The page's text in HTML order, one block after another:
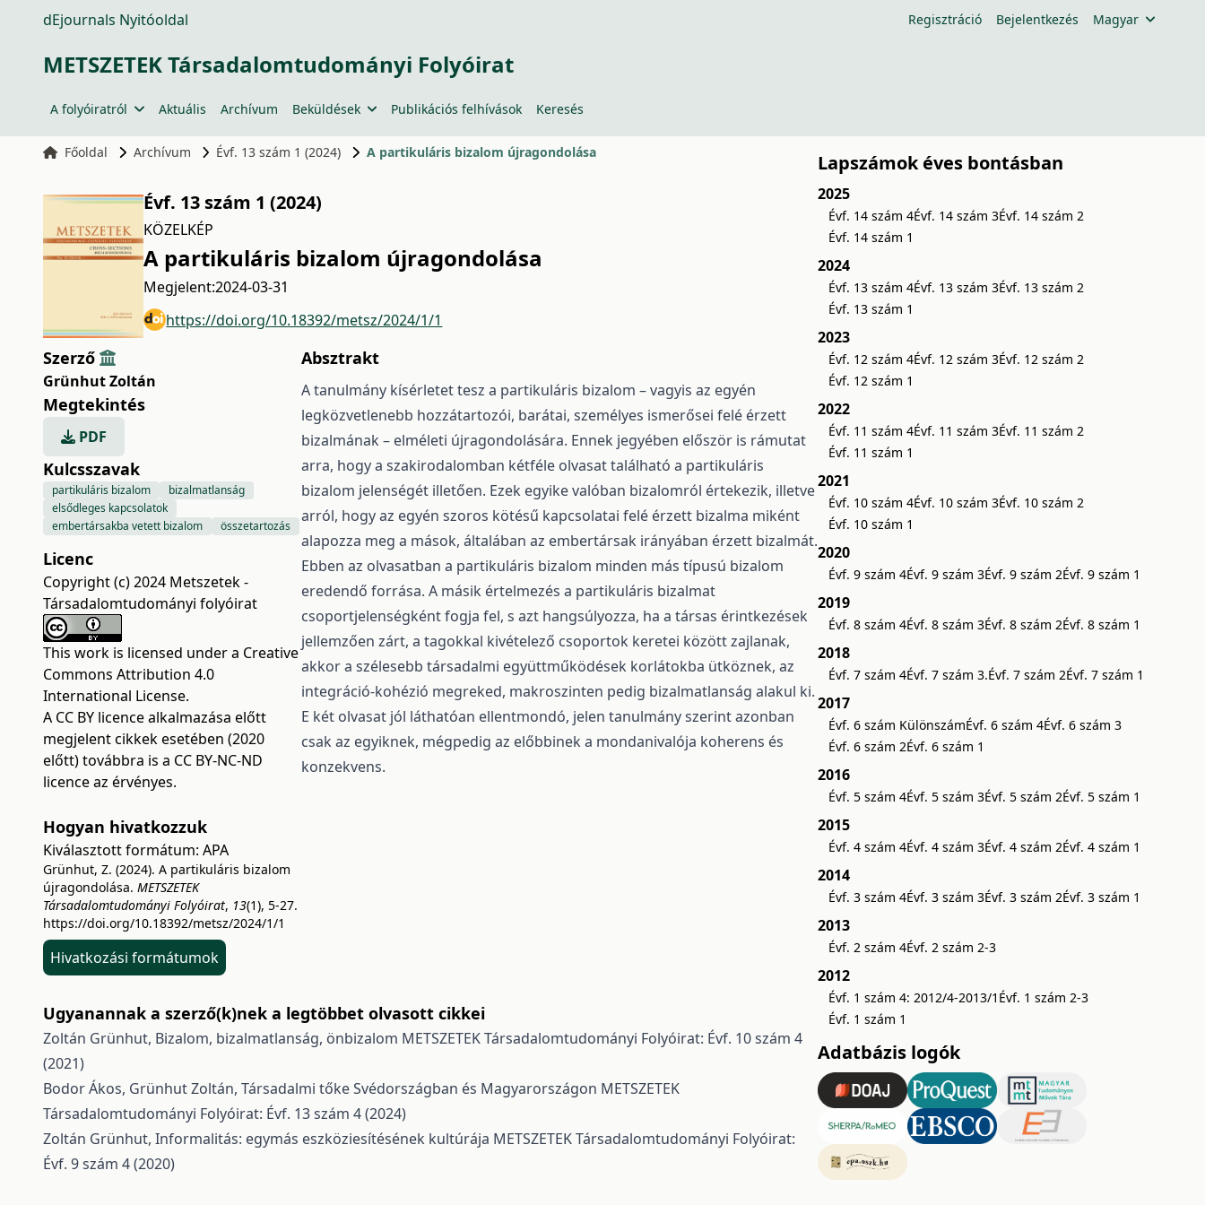
dEjournals Nyitóoldal Regisztráció Bejelentkezés Magyar
METSZETEK Társadalomtudományi Folyóirat
A folyóiratról Aktuális Archívum Beküldések Publikációs felhívások Keresés
Főoldal Archívum Évf. 13 szám 1 (2024) A partikuláris bizalom újragondolása
Évf. 13 szám 1 (2024)
KÖZELKÉP
A partikuláris bizalom újragondolása
Megjelent:2024-03-31
https://doi.org/10.18392/metsz/2024/1/1
Szerző
Grünhut Zoltán
Megtekintés
PDF
Kulcsszavak
partikuláris bizalom
bizalmatlanság
elsődleges kapcsolatok
embertársakba vetett bizalom
összetartozás
Licenc
Copyright (c) 2024 Metszetek -
Társadalomtudományi folyóirat
This work is licensed under a Creative
Commons Attribution 4.0
International License.
A CC BY licence alkalmazása előtt
megjelent cikkek esetében (2020
előtt) továbbra is a CC BY-NC-ND
licence az érvényes.
Hogyan hivatkozzuk
Kiválasztott formátum: APA
Grünhut, Z. (2024). A partikuláris bizalom
újragondolása. METSZETEK
Társadalomtudományi Folyóirat, 13(1), 5-27.
https://doi.org/10.18392/metsz/2024/1/1
Hivatkozási formátumok
Absztrakt
A tanulmány kísérletet tesz a partikuláris bizalom – vagyis az egyén
legközvetlenebb hozzátartozói, barátai, személyes ismerősei felé érzett
bizalmának – elméleti újragondolására. Ennek jegyében először is rámutat
arra, hogy a szakirodalomban kétféle olvasat található a partikuláris
bizalom jelenségét illetően. Ezek egyike valóban bizalomról értekezik, illetve
arról, hogy az egyén szoros kötésű kapcsolatai felé érzett bizalma miként
alapozza meg a mások, általában az embertársak irányában érzett bizalmát.
Ebben az olvasatban a partikuláris bizalom minden más típusú bizalom
eredendő forrása. A másik értelmezés a partikuláris bizalmat
csoportjelenségként fogja fel, s azt hangsúlyozza, ha a társas érintkezések
jellemzően zárt, a tagokkal kivételező csoportok keretei között zajlanak,
akkor a szélesebb társadalmi együttműködések korlátokba ütköznek, az
integráció-kohézió megreked, makroszinten pedig bizalmatlanság alakul ki.
E két olvasat jól láthatóan ellentmondó, jelen tanulmány szerint azonban
csak az egyiknek, mégpedig az előbbinek a mondanivalója koherens és
konzekvens.
Ugyanannak a szerző(k)nek a legtöbbet olvasott cikkei
Zoltán Grünhut, Bizalom, bizalmatlanság, önbizalom METSZETEK Társadalomtudományi Folyóirat: Évf. 10 szám 4
(2021)
Bodor Ákos, Grünhut Zoltán, Társadalmi tőke Svédországban és Magyarországon METSZETEK
Társadalomtudományi Folyóirat: Évf. 13 szám 4 (2024)
Zoltán Grünhut, Informalitás: egymás eszköziesítésének kultúrája METSZETEK Társadalomtudományi Folyóirat:
Évf. 9 szám 4 (2020)
Lapszámok éves bontásban
2025
Évf. 14 szám 4Évf. 14 szám 3Évf. 14 szám 2
Évf. 14 szám 1
2024
Évf. 13 szám 4Évf. 13 szám 3Évf. 13 szám 2
Évf. 13 szám 1
2023
Évf. 12 szám 4Évf. 12 szám 3Évf. 12 szám 2
Évf. 12 szám 1
2022
Évf. 11 szám 4Évf. 11 szám 3Évf. 11 szám 2
Évf. 11 szám 1
2021
Évf. 10 szám 4Évf. 10 szám 3Évf. 10 szám 2
Évf. 10 szám 1
2020
Évf. 9 szám 4Évf. 9 szám 3Évf. 9 szám 2Évf. 9 szám 1
2019
Évf. 8 szám 4Évf. 8 szám 3Évf. 8 szám 2Évf. 8 szám 1
2018
Évf. 7 szám 4Évf. 7 szám 3.Évf. 7 szám 2Évf. 7 szám 1
2017
Évf. 6 szám KülönszámÉvf. 6 szám 4Évf. 6 szám 3
Évf. 6 szám 2Évf. 6 szám 1
2016
Évf. 5 szám 4Évf. 5 szám 3Évf. 5 szám 2Évf. 5 szám 1
2015
Évf. 4 szám 4Évf. 4 szám 3Évf. 4 szám 2Évf. 4 szám 1
2014
Évf. 3 szám 4Évf. 3 szám 3Évf. 3 szám 2Évf. 3 szám 1
2013
Évf. 2 szám 4Évf. 2 szám 2-3
2012
Évf. 1 szám 4: 2012/4-2013/1 Évf. 1 szám 2-3
Évf. 1 szám 1
Adatbázis logók